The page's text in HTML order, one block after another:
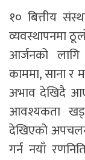
१० बित्तीय
व्यवस्थापनमा
आर्जनको
काममा, साना र
अभाव देखिदै
आवश्यकता
देखिएको अपचलन
गर्न नयाँ